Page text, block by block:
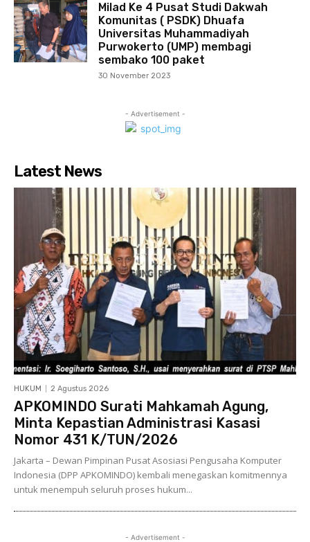
Milad Ke 4 Pusat Studi Dakwah
Komunitas ( PSDK) Dhuafa
Universitas Muhammadiyah
Purwokerto (UMP) membagi
sembako 100 paket
30 November 2023
- Advertisement -
Latest News
HUKUM 2 Agustus 2026
APKOMINDO Surati Mahkamah Agung,
Minta Kepastian Administrasi Kasasi
Nomor 431 K/TUN/2026
Jakarta – Dewan Pimpinan Pusat Asosiasi Pengusaha Komputer
Indonesia (DPP APKOMINDO) kembali menegaskan komitmennya
untuk menempuh seluruh proses hukum...
- Advertisement -